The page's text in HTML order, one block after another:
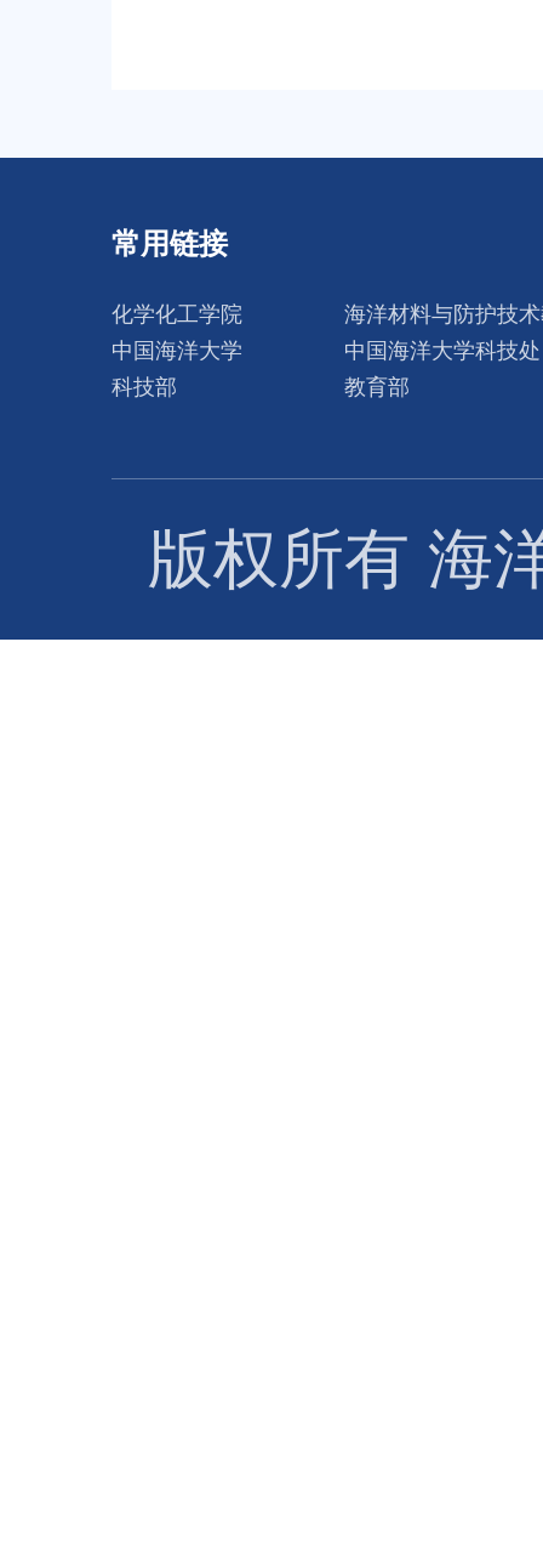
常用链接
化学化工学院
海洋材料与防护技
中国海洋大学
中国海洋大学科技处
科技部
教育部
版权所有 海